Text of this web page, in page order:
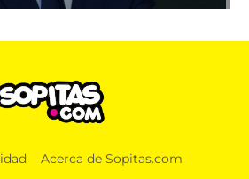
Acerca de Sopitas.com